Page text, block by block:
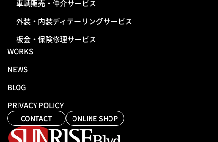
⾞輌販売・仲介サービス
外装・内装ディテーリングサービス
板⾦・保険修理サービス
WORKS
NEWS
BLOG
PRIVACY POLICY
CONTACT ONLINE SHOP